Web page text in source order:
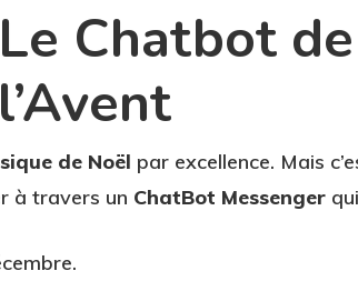
Le Chatbot de
l’Avent
de Noël par excellence. Mais
à travers un ChatBot Messenger